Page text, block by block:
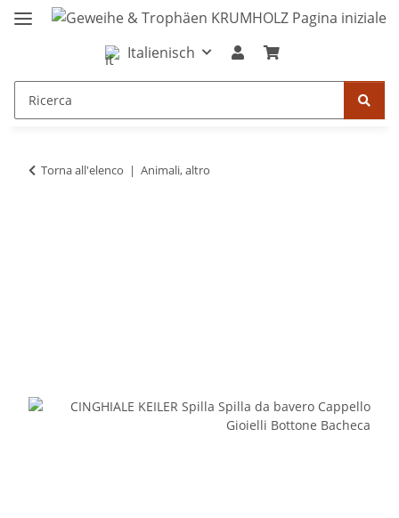
Italienisch
Torna all'elenco Animali, altro